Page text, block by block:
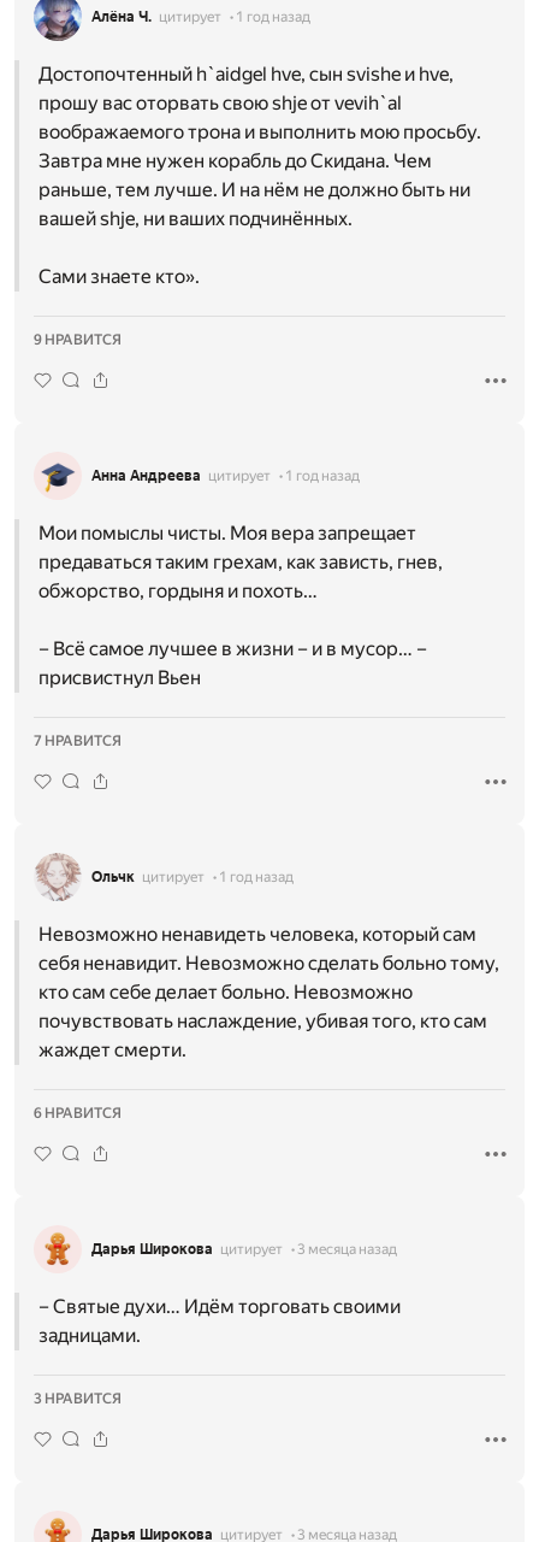
Алёна Ч. цитирует 1 год назад
Достопочтенный h`aidgel hve, сын svishe и hve,
прошу вас оторвать свою shje от vevih`al
воображаемого трона и выполнить мою просьбу.
Завтра мне нужен корабль до Скидана. Чем
раньше, тем лучше. И на нём не должно быть ни
вашей shje, ни ваших подчинённых.
Сами знаете кто».
9 НРАВИТСЯ
Анна Андреева цитирует 1 год назад
Мои помыслы чисты. Моя вера запрещает
предаваться таким грехам, как зависть, гнев,
обжорство, гордыня и похоть…
– Всё самое лучшее в жизни – и в мусор… –
присвистнул Вьен
7 НРАВИТСЯ
Ольчк цитирует 1 год назад
Невозможно ненавидеть человека, который сам
себя ненавидит. Невозможно сделать больно тому,
кто сам себе делает больно. Невозможно
почувствовать наслаждение, убивая того, кто сам
жаждет смерти.
6 НРАВИТСЯ
Дарья Широкова цитирует 3 месяца назад
– Святые духи… Идём торговать своими
задницами.
3 НРАВИТСЯ
Дарья Широкова цитирует 3 месяца назад